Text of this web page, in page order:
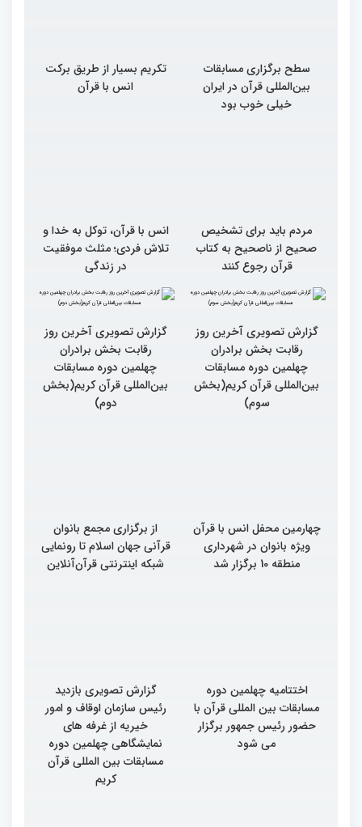
سطح برگزاری مسابقات
بین‌المللی قرآن در ایران
خیلی خوب بود
تکریم بسیار از طریق برکت
انس با قرآن
مردم باید برای تشخیص
صحیح از ناصحیح به کتاب
قرآن رجوع کنند
انس با قرآن، توکل به خدا و
تلاش فردی؛ مثلث موفقیت
در زندگی
گزارش تصویری آخرین روز
رقابت بخش برادران
چهلمین دوره مسابقات
بین‌المللی قرآن کریم(بخش
سوم)
گزارش تصویری آخرین روز
رقابت بخش برادران
چهلمین دوره مسابقات
بین‌المللی قرآن کریم(بخش
دوم)
چهارمین محفل انس با قرآن
ویژه بانوان در شهرداری
منطقه 10 برگزار شد
از برگزاری مجمع بانوان
قرآنی جهان اسلام تا رونمایی
شبکه اینترنتی قرآن‌آنلاین
اختتامیه چهلمین دوره
مسابقات بین المللی قرآن با
حضور رئیس جمهور برگزار
می شود
گزارش تصویری بازدید
رئیس سازمان اوقاف و امور
خیریه از غرفه های
نمایشگاهی چهلمین دوره
مسابقات بین المللی قرآن
کریم